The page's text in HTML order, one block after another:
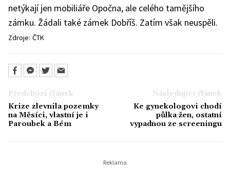
netýkají jen mobiliáře Opočna, ale celého tamějšího
zámku. Žádali také zámek Dobříš. Zatím však neuspěli.
Zdroje: ČTK
Předchozí článek
Krize zlevnila pozemky
na Měsíci, vlastní je i
Paroubek a Bém
Následující článek
Ke gynekologovi chodí
půlka žen, ostatní
vypadnou ze screeningu